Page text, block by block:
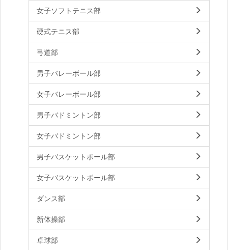
女子ソフトテニス部
硬式テニス部
弓道部
男子バレーボール部
女子バレーボール部
男子バドミントン部
女子バドミントン部
男子バスケットボール部
女子バスケットボール部
ダンス部
新体操部
卓球部